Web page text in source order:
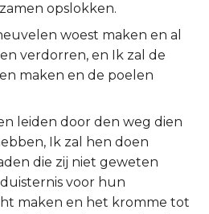
opslokken.
woest maken en al
verdorren, en Ik zal de
maken en de poelen
leiden door den weg dien
Ik zal hen doen
die zij niet geweten
voor hun
maken en het kromme tot